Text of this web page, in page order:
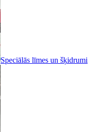
Speciālās līmes un šķidrumi